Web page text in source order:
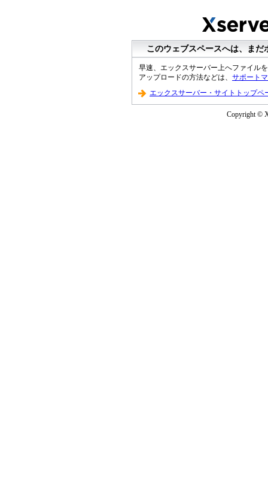
このウェブスペースへは、ま
早速、エックスサーバー上へファイル
アップロードの方法などは、 サポート
エックスサーバー・サイトトップペ
Copyright ©